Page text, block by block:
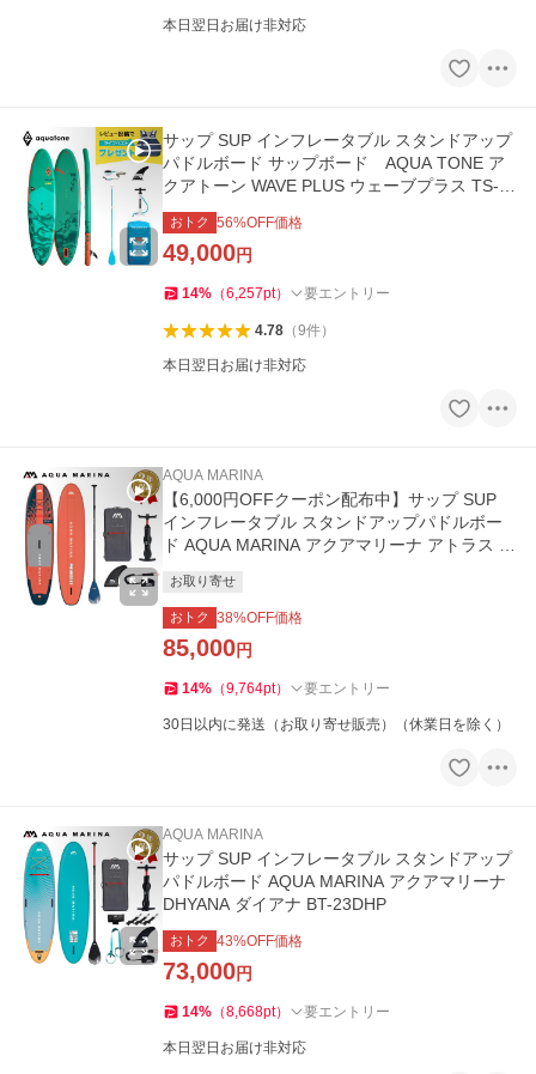
本日翌日お届け非対応
サップ SUP インフレータブル スタンドアップ
パドルボード サップボード AQUA TONE ア
クアトーン WAVE PLUS ウェーブプラス TS-2
12
おトク 56%OFF価格
49,000円
14% （6,257pt） 要エントリー
4.78（9件）
本日翌日お届け非対応
AQUA MARINA
【6,000円OFFクーポン配布中】サップ SUP
インフレータブル スタンドアップパドルボー
ド AQUA MARINA アクアマリーナ アトラス B
お取り寄せ
おトク 38%OFF価格
85,000円
14% （9,764pt） 要エントリー
30日以内に発送（お取り寄せ販売）（休業日を除く）
AQUA MARINA
サップ SUP インフレータブル スタンドアップ
パドルボード AQUA MARINA アクアマリーナ
DHYANA ダイアナ BT-23DHP
おトク 43%OFF価格
73,000円
14% （8,668pt） 要エントリー
本日翌日お届け非対応